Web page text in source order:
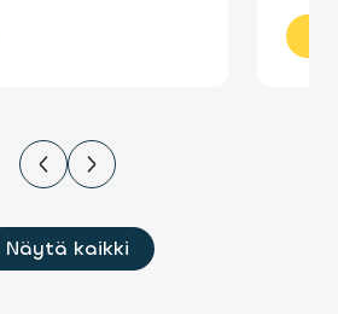
Näytä kaikki